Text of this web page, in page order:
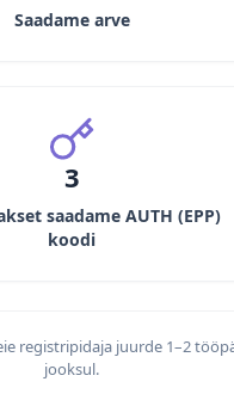
Saadame arve
3
saadame AUTH (EPP)
koodi
registripidaja juurde 1–2
jooksul.